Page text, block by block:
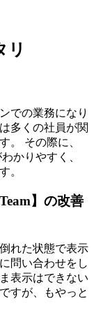
リ
での業務になり
多くの社員が関
。 その際に、
かりやすく、
。
】の改善
れた状態で表示
問い合わせをし
表示はできない
すが、もやっと